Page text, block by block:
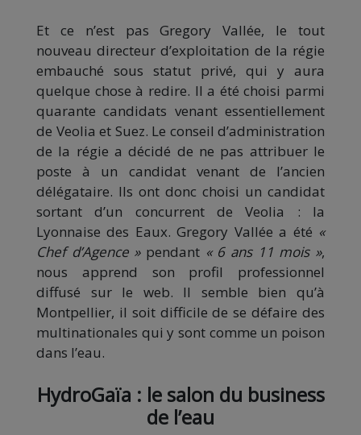
Et ce n’est pas Gregory Vallée, le tout
nouveau directeur d’exploitation de la régie
embauché sous statut privé, qui y aura
quelque chose à redire. Il a été choisi parmi
quarante candidats venant essentiellement
de Veolia et Suez. Le conseil d’administration
de la régie a décidé de ne pas attribuer le
poste à un candidat venant de l’ancien
délégataire. Ils ont donc choisi un candidat
sortant d’un concurrent de Veolia : la
Lyonnaise des Eaux. Gregory Vallée a été «
Chef d’Agence »pendant « 6 ans 11 mois »,
nous apprend son profil professionnel
diffusé sur le web. Il semble bien qu’à
Montpellier, il soit difficile de se défaire des
multinationales qui y sont comme un poison
dans l’eau.
HydroGaïa : le salon du business
de l’eau